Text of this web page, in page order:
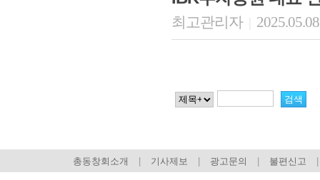
최고관리자
총동창회소개 기사제보 광고문의 불편신고